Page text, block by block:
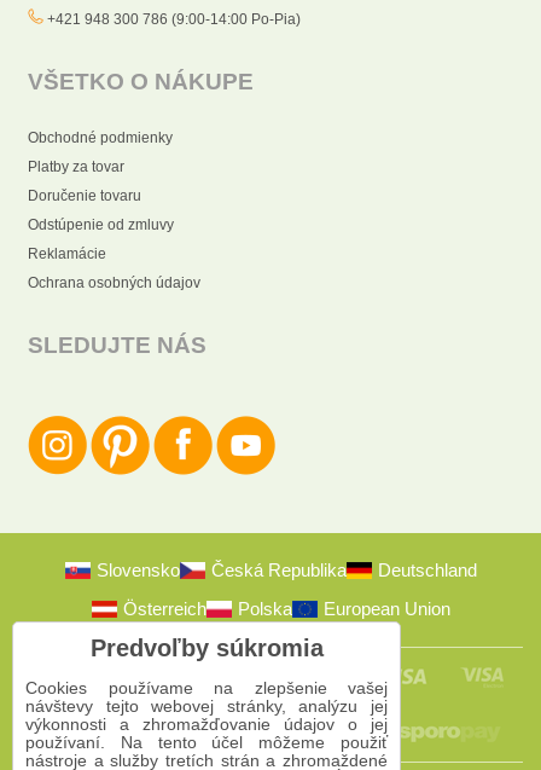
+421 948 300 786 (9:00-14:00 Po-Pia)
VŠETKO O NÁKUPE
Obchodné podmienky
Platby za tovar
Doručenie tovaru
Odstúpenie od zmluvy
Reklamácie
Ochrana osobných údajov
SLEDUJTE NÁS
Slovensko Česká Republika
Deutschland
Österreich
Polska European Union
Predvoľby súkromia
Cookies používame na zlepšenie vašej
návštevy tejto webovej stránky, analýzu jej
výkonnosti a zhromažďovanie údajov o jej
používaní. Na tento účel môžeme použiť
nástroje a služby tretích strán a zhromaždené